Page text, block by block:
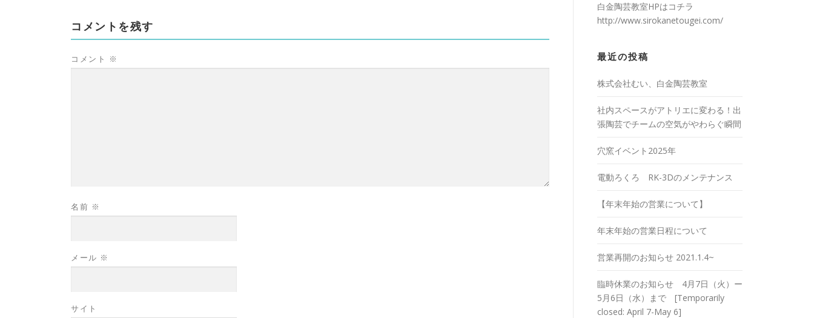
コメントを残す
コメント ※
名前 ※
メール ※
サイト
白金陶芸教室HPはコチラ
http://www.sirokanetougei.com/
最近の投稿
株式会社むい、白金陶芸教室
社内スペースがアトリエに変わる！出
張陶芸でチームの空気がやわらぐ瞬間
穴窯イベント2025年
電動ろくろ RK-3Dのメンテナンス
【年末年始の営業について】
年末年始の営業日程について
営業再開のお知らせ 2021.1.4~
臨時休業のお知らせ 4月7日（火）ー
5月6日（水）まで [Temporarily
closed: April 7-May 6]